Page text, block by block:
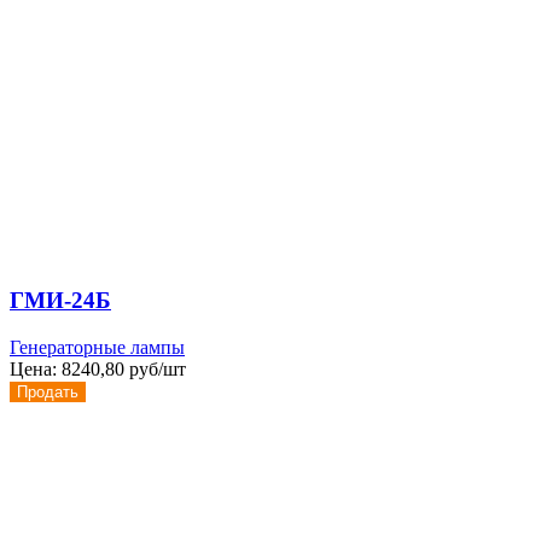
ГМИ-24Б
Генераторные лампы
Цена: 8240,80 руб/шт
Продать